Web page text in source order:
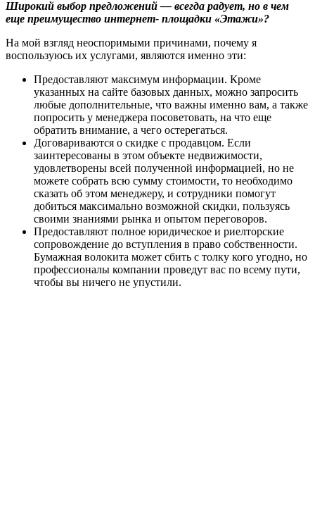
Широкий выбор предложений — всегда радует, но в чем
еще преимущество интернет- площадки «Этажи»?
На мой взгляд неоспоримыми причинами, почему я
воспользуюсь их услугами, являются именно эти:
Предоставляют максимум информации. Кроме
указанных на сайте базовых данных, можно запросить
любые дополнительные, что важны именно вам, а также
попросить у менеджера посоветовать, на что еще
обратить внимание, а чего остерегаться.
Договариваются о скидке с продавцом. Если
заинтересованы в этом объекте недвижимости,
удовлетворены всей полученной информацией, но не
можете собрать всю сумму стоимости, то необходимо
сказать об этом менеджеру, и сотрудники помогут
добиться максимально возможной скидки, пользуясь
своими знаниями рынка и опытом переговоров.
Предоставляют полное юридическое и риелторские
сопровождение до вступления в право собственности.
Бумажная волокита может сбить с толку кого угодно, но
профессионалы компании проведут вас по всему пути,
чтобы вы ничего не упустили.